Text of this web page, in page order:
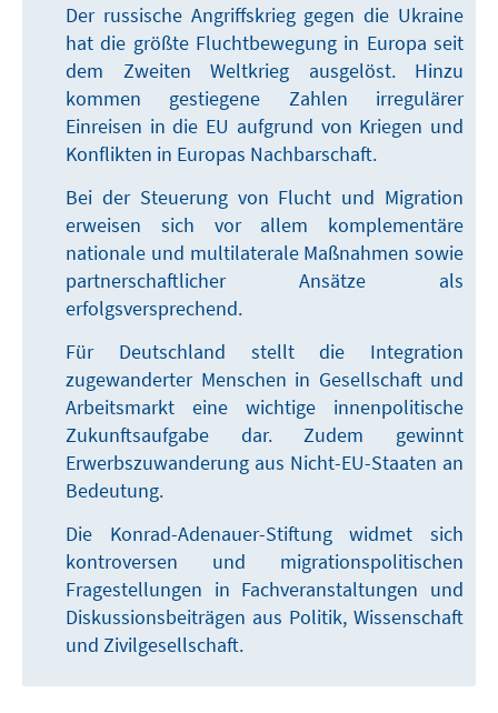
Der russische Angriffskrieg gegen die Ukraine
hat die größte Fluchtbewegung in Europa seit
dem Zweiten Weltkrieg ausgelöst. Hinzu
kommen gestiegene Zahlen irregulärer
Einreisen in die EU aufgrund von Kriegen und
Konflikten in Europas Nachbarschaft.
Bei der Steuerung von Flucht und Migration
erweisen sich vor allem komplementäre
nationale und multilaterale Maßnahmen sowie
partnerschaftlicher Ansätze als
erfolgsversprechend.
Für Deutschland stellt die Integration
zugewanderter Menschen in Gesellschaft und
Arbeitsmarkt eine wichtige innenpolitische
Zukunftsaufgabe dar. Zudem gewinnt
Erwerbszuwanderung aus Nicht-EU-Staaten an
Bedeutung.
Die Konrad-Adenauer-Stiftung widmet sich
kontroversen und migrationspolitischen
Fragestellungen in Fachveranstaltungen und
Diskussionsbeiträgen aus Politik, Wissenschaft
und Zivilgesellschaft.